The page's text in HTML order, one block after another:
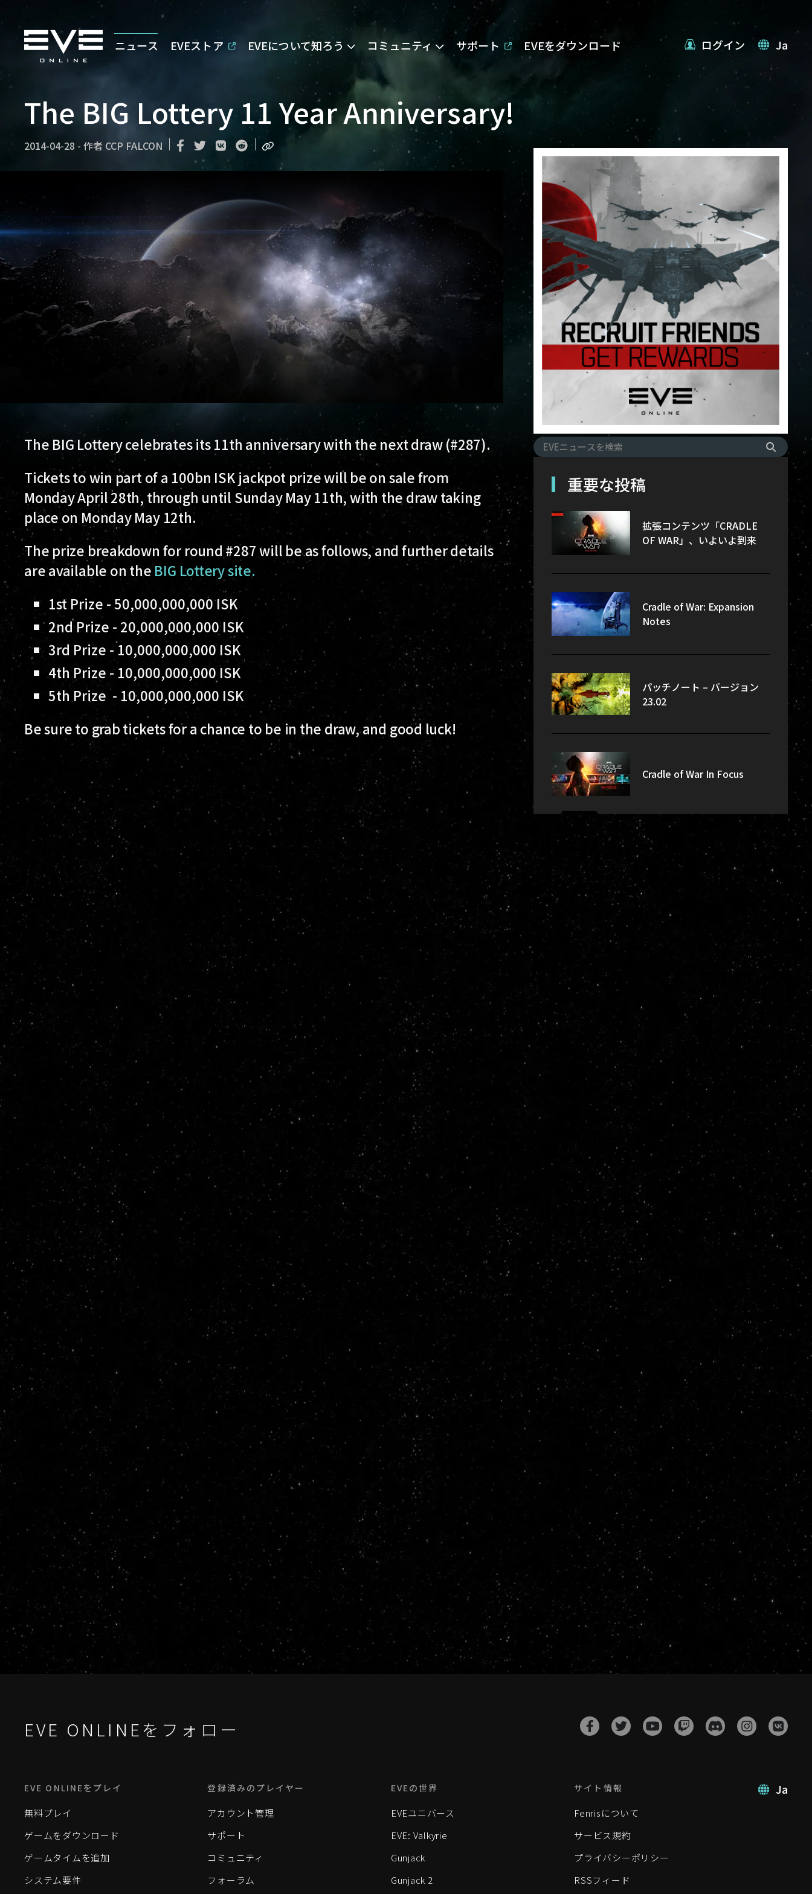
ニュース EVEストア EVEについて知ろう コミュニティ サポート EVEをダウンロード ログイン Ja
The BIG Lottery 11 Year Anniversary!
2014-04-28 - 作者 CCP FALCON
The BIG Lottery celebrates its 11th anniversary with the next draw (#287).
Tickets to win part of a 100bn ISK jackpot prize will be on sale from
Monday April 28th, through until Sunday May 11th, with the draw taking
place on Monday May 12th.
The prize breakdown for round #287 will be as follows, and further details
are available on the BIG Lottery site.
1st Prize - 50,000,000,000 ISK
2nd Prize - 20,000,000,000 ISK
3rd Prize - 10,000,000,000 ISK
4th Prize - 10,000,000,000 ISK
5th Prize - 10,000,000,000 ISK
Be sure to grab tickets for a chance to be in the draw, and good luck!
重要な投稿
拡張コンテンツ「CRADLE
OF WAR」、いよいよ到来
Cradle of War: Expansion
Notes
パッチノート – バージョン
23.02
Cradle of War In Focus
EVE ONLINEをフォロー
Ja
EVE ONLINEをプレイ
無料プレイ
ゲームをダウンロード
ゲームタイムを追加
システム要件
登録済みのプレイヤー
アカウント管理
サポート
コミュニティ
フォーラム
EVEの世界
EVEユニバース
EVE: Valkyrie
Gunjack
Gunjack 2
サイト情報
Fenrisについて
サービス規約
プライバシーポリシー
RSSフィード